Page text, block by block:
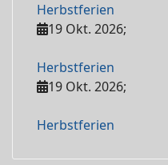
Herbstferien
19 Okt. 2026;
Herbstferien
19 Okt. 2026;
Herbstferien